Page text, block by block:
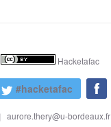
Hacketafac
#hacketafac
aurore.thery@u-bordeaux.fr